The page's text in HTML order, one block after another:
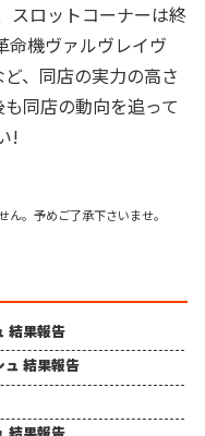
スロットコーナーは終
命機ヴァルヴレイヴ
、同店の実力の高さ
同店の動向を追って
!
。予めご了承下さいませ。
結果報告
結果報告